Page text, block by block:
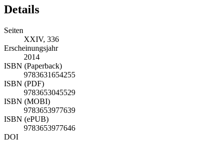
Erscheinungsjahr
2014
ISBN (Paperback)
9783631654255
ISBN (PDF)
9783653045529
ISBN (MOBI)
9783653977639
ISBN (ePUB)
9783653977646